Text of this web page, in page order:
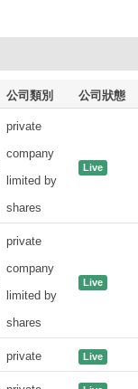
公司類別 公司狀態
private
company
limited by
shares
Live
private
company
limited by
shares
Live
private Live